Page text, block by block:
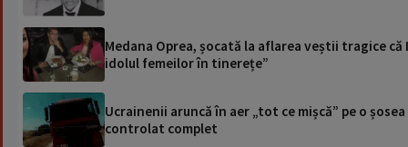
Medana Oprea, șocată la aflarea veștii tragice
idolul femeilor în tinerețe”
Ucrainenii aruncă în aer „tot ce mișcă” pe o
controlat complet